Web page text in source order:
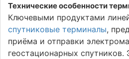
Технические особенности
Ключевыми продуктами
спутниковые терминалы,
приёма и отправки
геостационарных